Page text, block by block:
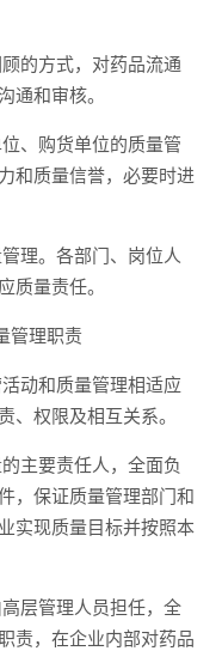
的方式，对药品流通
通和审核。
、购货单位的质量管
和质量信誉，必要时进
理。各部门、岗位人
质量责任。
管理职责
动和质量管理相适应
、权限及相互关系。
主要责任人，全面负
，保证质量管理部门和
实现质量目标并按照本
层管理人员担任，全
责，在企业内部对药品